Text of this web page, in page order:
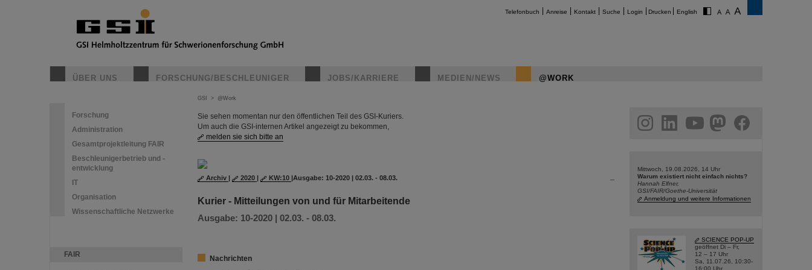
Telefonbuch Anreise Kontakt Suche Login Drucken English
ÜBER UNS FORSCHUNG/BESCHLEUNIGER JOBS/KARRIERE MEDIEN/NEWS @WORK
Forschung
Administration
Gesamtprojektleitung FAIR
Beschleunigerbetrieb und -
entwicklung
IT
Organisation
Wissenschaftliche Netzwerke
FAIR
GSI > @Work
Sie sehen momentan nur den öffentlichen Teil des GSI-Kuriers.
Um auch die GSI-internen Artikel angezeigt zu bekommen,
melden sie sich bitte an
Archiv | 2020 | KW:10 |Ausgabe: 10-2020 | 02.03. - 08.03.
Kurier - Mitteilungen von und für Mitarbeitende
Ausgabe: 10-2020 | 02.03. - 08.03.
Nachrichten
facebook
Mittwoch, 19.08.2026, 14 Uhr
Warum existiert nicht einfach nichts?
Hannah Elfner,
GSI/FAIR/Goethe-Universität
Anmeldung und weitere Informationen
SCIENCE POP-UP
geöffnet Di – Fr,
12 – 17 Uhr
Sa, 11.07.26, 10:30-
16:00 Uhr